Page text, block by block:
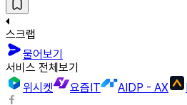
스크랩
물어보기
서비스 전체보기
위시켓
요즘IT AIDP - AX